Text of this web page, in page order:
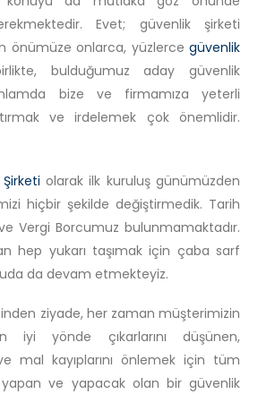
Evet; güvenlik şirketi
önümüze onlarca, yüzlerce güvenlik
bulduğumuz aday güvenlik
bize ve firmamıza yeterli
ve irdelemek çok önemlidir.
olarak ilk kuruluş günümüzden
hiçbir şekilde değiştirmedik. Tarih
Vergi Borcumuz bulunmamaktadır.
hep yukarı taşımak için çaba sarf
da devam etmekteyiz.
ziyade, her zaman müşterimizin
iyi yönde çıkarlarını düşünen,
mal kayıplarını önlemek için tüm
ve yapacak olan bir güvenlik